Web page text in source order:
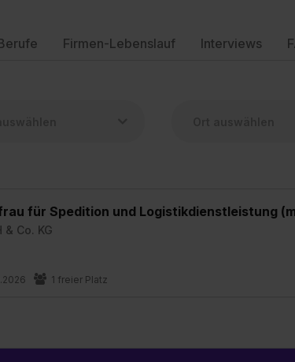
Firmen-Lebenslauf Interviews
für Spedition und Logistikdienstleistung
Co. KG
1 freier Platz